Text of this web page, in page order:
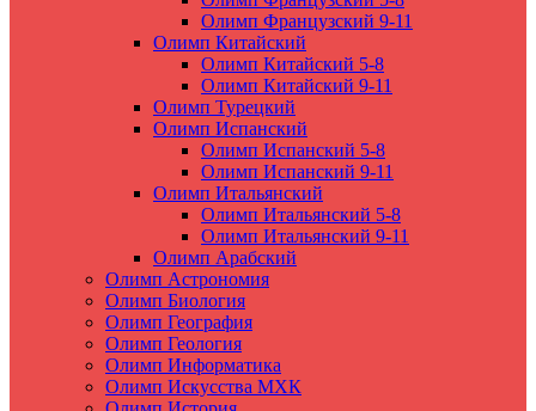
Олимп Французский 9-11
Олимп Китайский
Олимп Китайский 5-8
Олимп Китайский 9-11
Олимп Турецкий
Олимп Испанский
Олимп Испанский 5-8
Олимп Испанский 9-11
Олимп Итальянский
Олимп Итальянский 5-8
Олимп Итальянский 9-11
Олимп Арабский
Олимп Астрономия
Олимп Биология
Олимп География
Олимп Геология
Олимп Информатика
Олимп Искусства МХК